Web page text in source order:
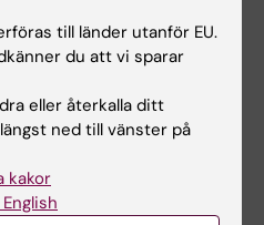
till länder utanför EU.
du att vi sparar
eller återkalla ditt
ned till vänster på
kakor